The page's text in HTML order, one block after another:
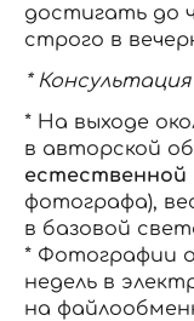
достигать до
строго в
*
* На выходе
в авторской
фотографа),
в базовой
* Фотографии
недель в
на